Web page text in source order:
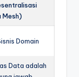
Mesh)
Domain
Data adalah